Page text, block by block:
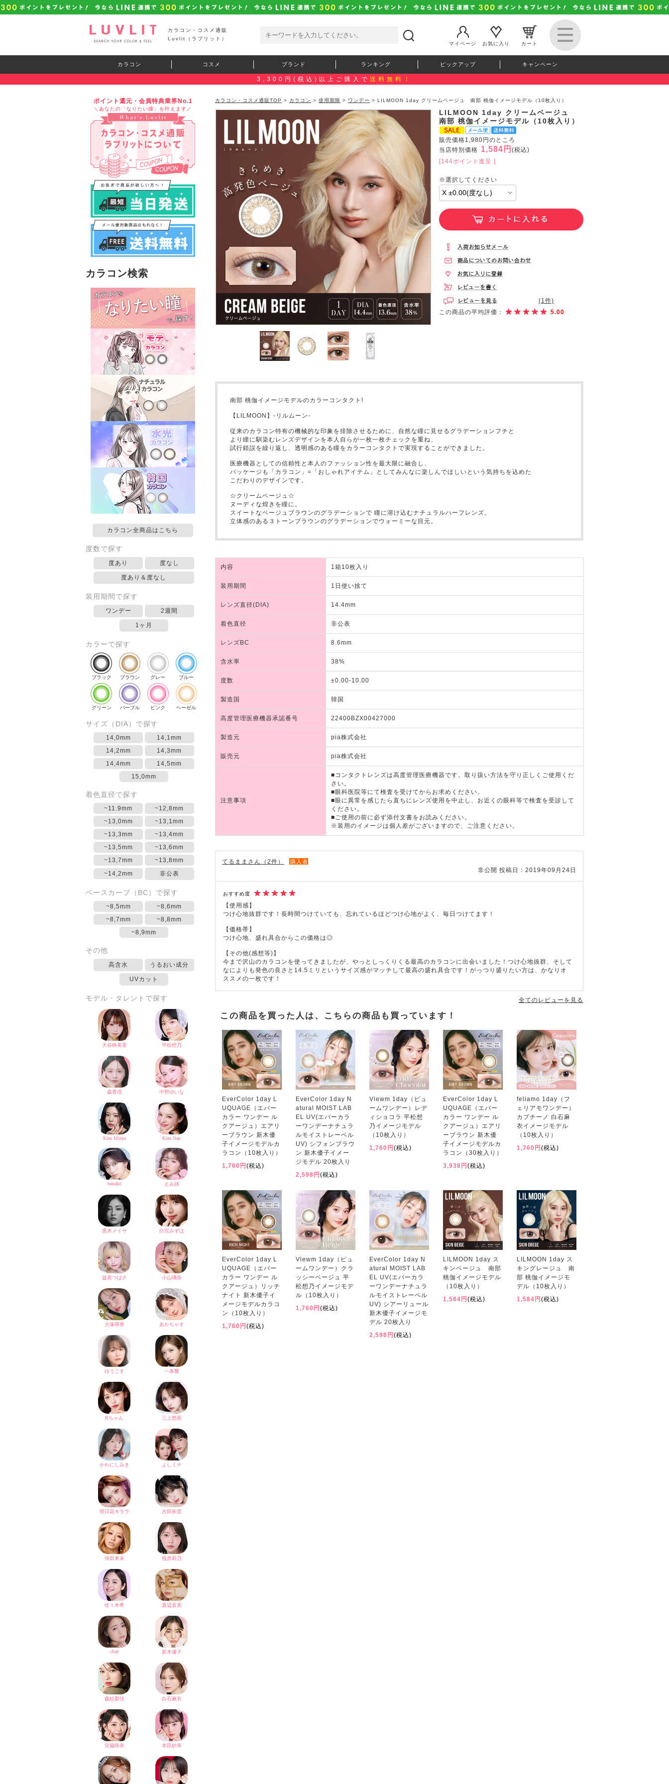
カラコン・コスメ通販
Luvlit（ラブリット）
マイページ
お気に入り カート
カラコン コスメ ブランド ランキング ピックアップ キャンペーン
3,300円(税込)以上ご購入で 送料無料！
ポイント還元・会員特典業界No.1
＼あなたの「なりたい瞳」を叶えます／
カラコン検索
カラコン全商品はこちら
度数で探す
度あり 度なし
度あり＆度なし
装用期間で探す
ワンデー 2週間
1ヶ月
カラーで探す
ブラック ブラウン グレー ブルー
グリーン パープル ピンク ヘーゼル
サイズ（DIA）で探す
14,0mm
14,1mm
14,2mm
14,3mm
14,4mm
14,5mm
15,0mm
着色直径で探す
~11.9mm
~12,8mm
~13,0mm
~13,1mm
~13,3mm
~13,4mm
~13,5mm
~13,6mm
~13,7mm
~13,8mm
~14,2mm
非公表
ベースカーブ（BC）で探す
~8,5mm
~8,6mm
~8,7mm
~8,8mm
~8,9mm
その他
高含水 うるおい成分
UVカット
モデル・タレントで探す
カラコン・コスメ通販TOP > カラコン > 使用期限 > ワンデー > LILMOON 1day クリームベージュ 南部 桃伽イメージモデル（10枚入り）
LILMOON 1day クリームベージュ
南部 桃伽イメージモデル（10枚入り）
販売価格1,980円のところ
当店特別価格 1,584円 (税込)
[144ポイント進呈 ]
(1件)
この商品の平均評価：
5.00
南部 桃伽イメージモデルのカラーコンタクト!
【LILMOON】-リルムーン-
従来のカラコン特有の機械的な印象を排除させるために、自然な瞳に見せるグラデーションフチと
より瞳に馴染むレンズデザインを本人自らが一枚一枚チェックを重ね、
試行錯誤を繰り返し、透明感のある瞳をカラーコンタクトで実現することができました。
医療機器としての信頼性と本人のファッション性を最大限に融合し、
パッケージも「カラコン」=「おしゃれアイテム」としてみんなに楽しんでほしいという気持ちを込めた
こだわりのデザインです。
☆クリームベージュ☆
ヌーディな煌きを瞳に。
スイートなベージュブラウンのグラデーションで 瞳に溶け込むナチュラルハーフレンズ。
立体感のある３トーンブラウンのグラデーションでウォーミーな目元。
内容 1箱10枚入り
装用期間 1日使い捨て
レンズ直径(DIA) 14.4mm
着色直径 非公表
レンズBC 8.6mm
含水率 38%
度数 ±0.00-10.00
製造国 韓国
高度管理医療機器承認番号 22400BZX00427000
製造元 pia株式会社
販売元 pia株式会社
注意事項
■コンタクトレンズは高度管理医療機器です。取り扱い方法を守り正しくご使用くだ
さい。
■眼科医院等にて検査を受けてからお求めください。
■眼に異常を感じたら直ちにレンズ使用を中止し、お近くの眼科等で検査を受診して
ください。
■ご使用の前に必ず添付文書をお読みください。
※装用のイメージは個人差がございますので、ご注意ください。
てるままさん（2件） 購入者
非公開 投稿日：2019年09月24日
おすすめ度
【使用感】
つけ心地抜群です！長時間つけていても、忘れているほどつけ心地がよく、毎日つけてます！
【価格帯】
つけ心地、盛れ具合からこの価格は◎
【その他(感想等)】
今まで沢山のカラコンを使ってきましたが、やっとしっくりくる最高のカラコンに出会いました！つけ心地抜群、そして
なによりも発色の良さと14.5ミリというサイズ感がマッチして最高の盛れ具合です！がっつり盛りたい方は、かなりオ
ススメの一枚です！
全てのレビューを見る
この商品を買った人は、こちらの商品も買っています！
EverColor 1day L
UQUAGE（エバー
カラー ワンデー ル
クアージュ）エアリ
ーブラウン 新木優
子イメージモデルカ
ラコン（10枚入り）
1,760円 (税込)
EverColor 1day N
atural MOIST LAB
EL UV(エバーカラ
ーワンデーナチュラ
ルモイストレーベル
UV) シフォンブラウ
ン 新木優子イメー
ジモデル 20枚入り
2,598円 (税込)
Viewm 1day（ビュ
ームワンデー）レデ
ィショコラ 平松想
乃イメージモデル
（10枚入り）
1,760円 (税込)
EverColor 1day L
UQUAGE（エバー
カラー ワンデー ル
クアージュ）エアリ
ーブラウン 新木優
子イメージモデルカ
ラコン（30枚入り）
3,938円 (税込)
feliamo 1day（フ
ェリアモワンデー）
カプチーノ 白石麻
衣イメージモデル
（10枚入り）
1,760円 (税込)
EverColor 1day L
UQUAGE（エバー
カラー ワンデー ル
クアージュ）リッチ
ナイト 新木優子イ
メージモデルカラコ
ン（10枚入り）
1,760円 (税込)
Viewm 1day（ビュ
ームワンデー）クラ
ッシーベージュ 平
松想乃イメージモデ
ル（10枚入り）
1,760円 (税込)
EverColor 1day N
atural MOIST LAB
EL UV(エバーカラ
ーワンデーナチュラ
ルモイストレーベル
UV) シアーリュール
新木優子イメージモ
デル 20枚入り
2,598円 (税込)
LILMOON 1day ス
キンベージュ 南部
桃伽イメージモデル
（10枚入り）
1,584円 (税込)
LILMOON 1day ス
キングレージュ 南
部 桃伽イメージモ
デル（10枚入り）
1,584円 (税込)